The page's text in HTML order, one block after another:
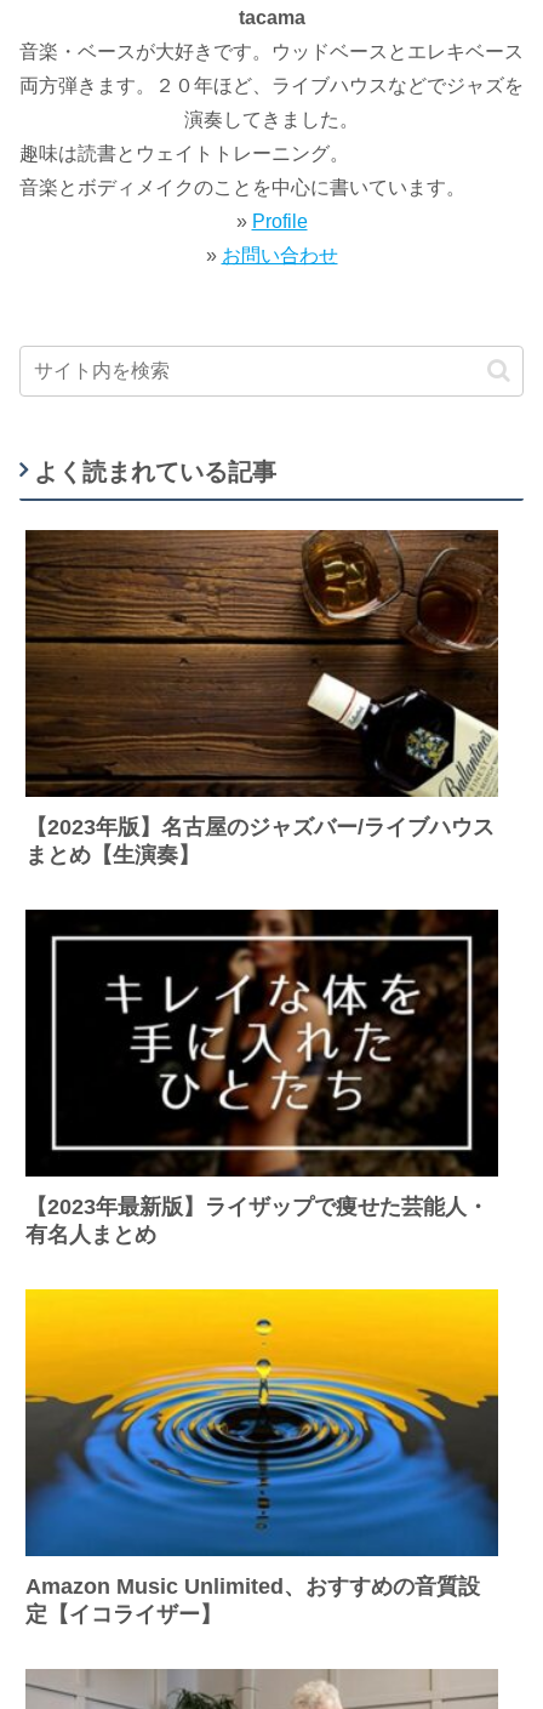
tacama
音楽・ベースが大好きです。ウッドベースとエレキベース
両方弾きます。２０年ほど、ライブハウスなどでジャズを
演奏してきました。
趣味は読書とウェイトトレーニング。
音楽とボディメイクのことを中心に書いています。
» Profile
» お問い合わせ
よく読まれている記事
【2023年版】名古屋のジャズバー/ライブハウス
まとめ【生演奏】
【2023年最新版】ライザップで痩せた芸能人・
有名人まとめ
Amazon Music Unlimited、おすすめの音質設
定【イコライザー】